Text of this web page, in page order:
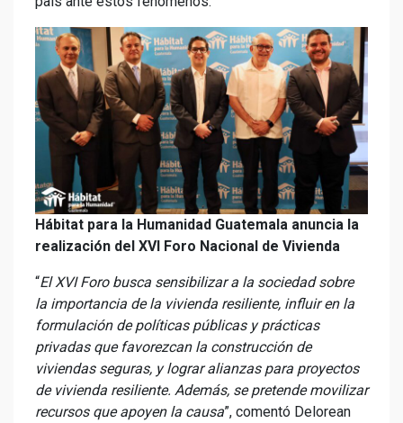
Hábitat para la Humanidad Guatemala anuncia la
realización del XVI Foro Nacional de Vivienda
“El XVI Foro busca sensibilizar a la sociedad sobre
la importancia de la vivienda resiliente, influir en la
formulación de políticas públicas y prácticas
privadas que favorezcan la construcción de
viviendas seguras, y lograr alianzas para proyectos
de vivienda resiliente. Además, se pretende movilizar
recursos que apoyen la causa”, comentó Delorean